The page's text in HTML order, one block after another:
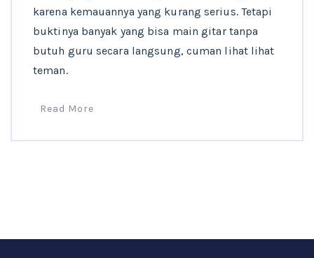
karena kemauannya yang kurang serius. Tetapi
buktinya banyak yang bisa main gitar tanpa
butuh guru secara langsung, cuman lihat lihat
teman.
Read More